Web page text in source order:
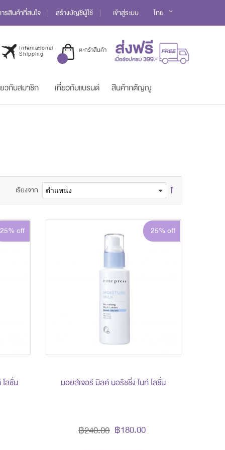
รสินค้าที่สนใจ สร้างบัญชีผู้ใช้ เข้าสู่ระบบ Language
ไทย
International
Shipping ตะกร้าสินค้า
วกับสมาชิก เกี่ยวกับแบรนด์ สินค้ากตัญญู
เรียงจาก
25% off
ลชั่น
25% off
มอยส์เจอร์ มิลค์ นอริชชิ่ง ไนท์ โลชั่น
฿180.00
฿240.00